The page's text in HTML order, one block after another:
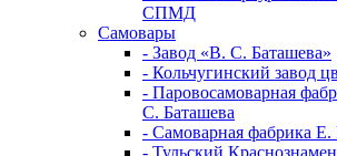
СПМД
Самовары
- Завод «В. С. Баташева»
- Кольчугинский завод
- Паровосамоварная
С. Баташева
- Самоварная фабрика
- Тульский